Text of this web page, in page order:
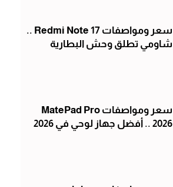
سعر ومواصفات Redmi Note 17 ..
شاومي تطلق وحش البطارية
سعر ومواصفات MatePad Pro
2026 .. أفضل جهاز لوحي في 2026